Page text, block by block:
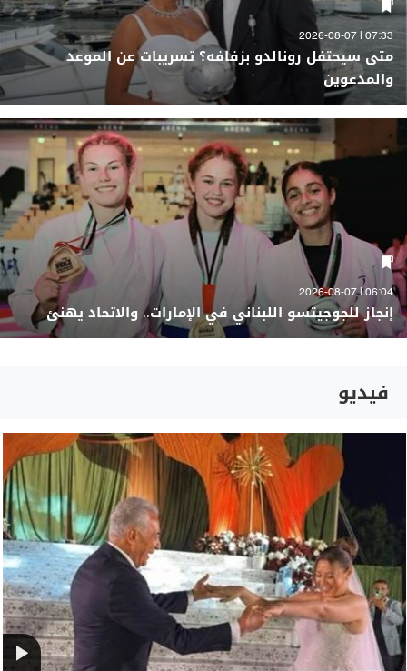
07:33 | 2026-08-07
متى سيحتفل رونالدو بزفافه؟ تسريبات عن الموعد
والمدعوين
06:04 | 2026-08-07
إنجاز للجوجيتسو اللبناني في الإمارات.. والاتحاد يهنئ
فيديو